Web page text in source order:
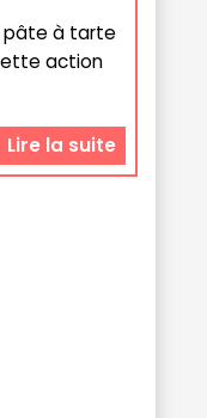
pâte à tarte
action
Lire la suite